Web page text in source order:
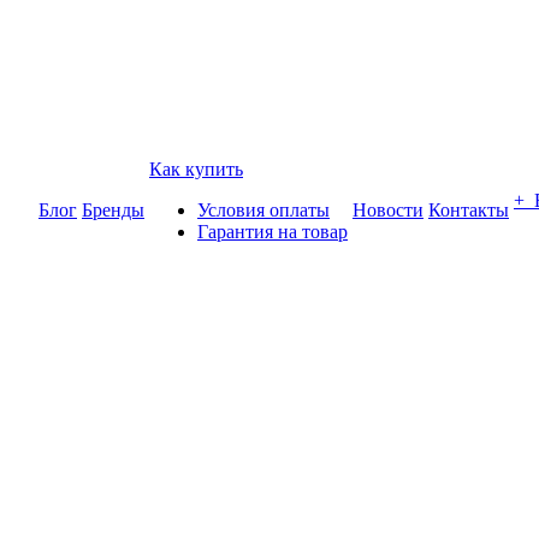
Блог Бренды
Как купить
Условия оплаты
Гарантия на товар
Новости Контакты +